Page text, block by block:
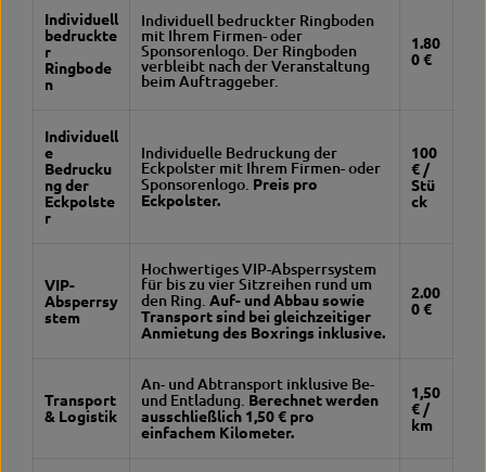
Individuell
bedruckte
r
Ringbode
n
Individuell bedruckter Ringboden
mit Ihrem Firmen- oder
Sponsorenlogo. Der Ringboden
verbleibt nach der Veranstaltung
beim Auftraggeber.
1.80
0 €
Individuell
e
Bedrucku
ng der
Eckpolste
r
Individuelle Bedruckung der
Eckpolster mit Ihrem Firmen- oder
Sponsorenlogo. Preis pro
Eckpolster.
100
€ /
Stü
ck
VIP-
Absperrsy
stem
Hochwertiges VIP-Absperrsystem
für bis zu vier Sitzreihen rund um
den Ring. Auf- und Abbau sowie
Transport sind bei gleichzeitiger
Anmietung des Boxrings inklusive.
2.00
0 €
Transport
& Logistik
An- und Abtransport inklusive Be-
und Entladung. Berechnet werden
ausschließlich 1,50 € pro
einfachem Kilometer.
1,50
€ /
km